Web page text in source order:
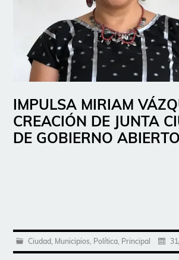
IMPULSA MIRIAM
CREACIÓN DE JUNTA
DE GOBIERNO ABIERTO
Ciudad, Municipios, Política, Principal